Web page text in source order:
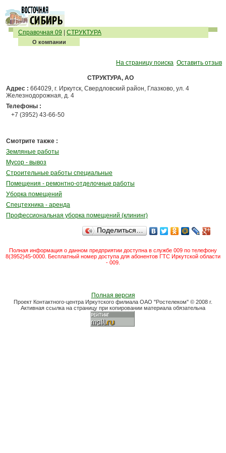
Справочная 09 СТРУКТУРА
О компании
На страницу поиска Оставить отзыв
СТРУКТУРА, АО
Адрес : 664029, г. Иркутск, Свердловский район, Глазково, ул. 4
Железнодорожная, д. 4
Телефоны :
+7 (3952) 43-66-50
Смотрите также :
Земляные работы
Мусор - вывоз
Строительные работы специальные
Помещения - ремонтно-отделочные работы
Уборка помещений
Спецтехника - аренда
Профессиональная уборка помещений (клининг)
Поделиться…
Полная информация о данном предприятии доступна в службе 009 по телефону
8(3952)45-0000. Бесплатный номер доступа для абонентов ГТС Иркутской области
- 009.
Полная версия
Проект Контактного-центра Иркутского филиала ОАО "Ростелеком" © 2008 г.
Активная ссылка на страницу при копировании материала обязательна